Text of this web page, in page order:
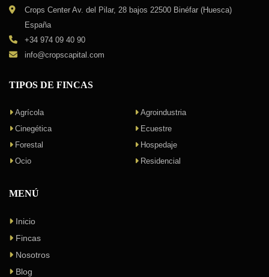
Crops Center Av. del Pilar, 28 bajos 22500 Binéfar (Huesca)
España
+34 974 09 40 90
info@cropscapital.com
TIPOS DE FINCAS
Agrícola
Agroindustria
Cinegética
Ecuestre
Forestal
Hospedaje
Ocio
Residencial
MENÚ
Inicio
Fincas
Nosotros
Blog